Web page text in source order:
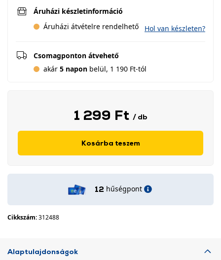
Áruházi készletinformáció
Áruházi átvételre rendelhető
Hol van készleten?
Csomagponton átvehető
akár 5 napon belül, 1 190 Ft-tól
1 299 Ft / db
Kosárba teszem
12 hűségpont
Cikkszám:312488
Alaptulajdonságok